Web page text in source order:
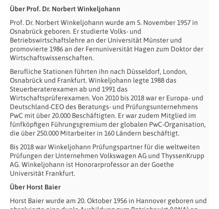
Über Prof. Dr. Norbert Winkeljohann
Prof. Dr. Norbert Winkeljohann wurde am 5. November 1957 in
Osnabrück geboren. Er studierte Volks- und
Betriebswirtschaftslehre an der Universität Münster und
promovierte 1986 an der Fernuniversität Hagen zum Doktor der
Wirtschaftswissenschaften.
Berufliche Stationen führten ihn nach Düsseldorf, London,
Osnabrück und Frankfurt. Winkeljohann legte 1988 das
Steuerberaterexamen ab und 1991 das
Wirtschaftsprüferexamen. Von 2010 bis 2018 war er Europa- und
Deutschland-CEO des Beratungs- und Prüfungsunternehmens
PwC mit über 20.000 Beschäftigten. Er war zudem Mitglied im
fünfköpfigen Führungsgremium der globalen PwC-Organisation,
die über 250.000 Mitarbeiter in 160 Ländern beschäftigt.
Bis 2018 war Winkeljohann Prüfungspartner für die weltweiten
Prüfungen der Unternehmen Volkswagen AG und ThyssenKrupp
AG. Winkeljohann ist Honorarprofessor an der Goethe
Universität Frankfurt.
Über Horst Baier
Horst Baier wurde am 20. Oktober 1956 in Hannover geboren und